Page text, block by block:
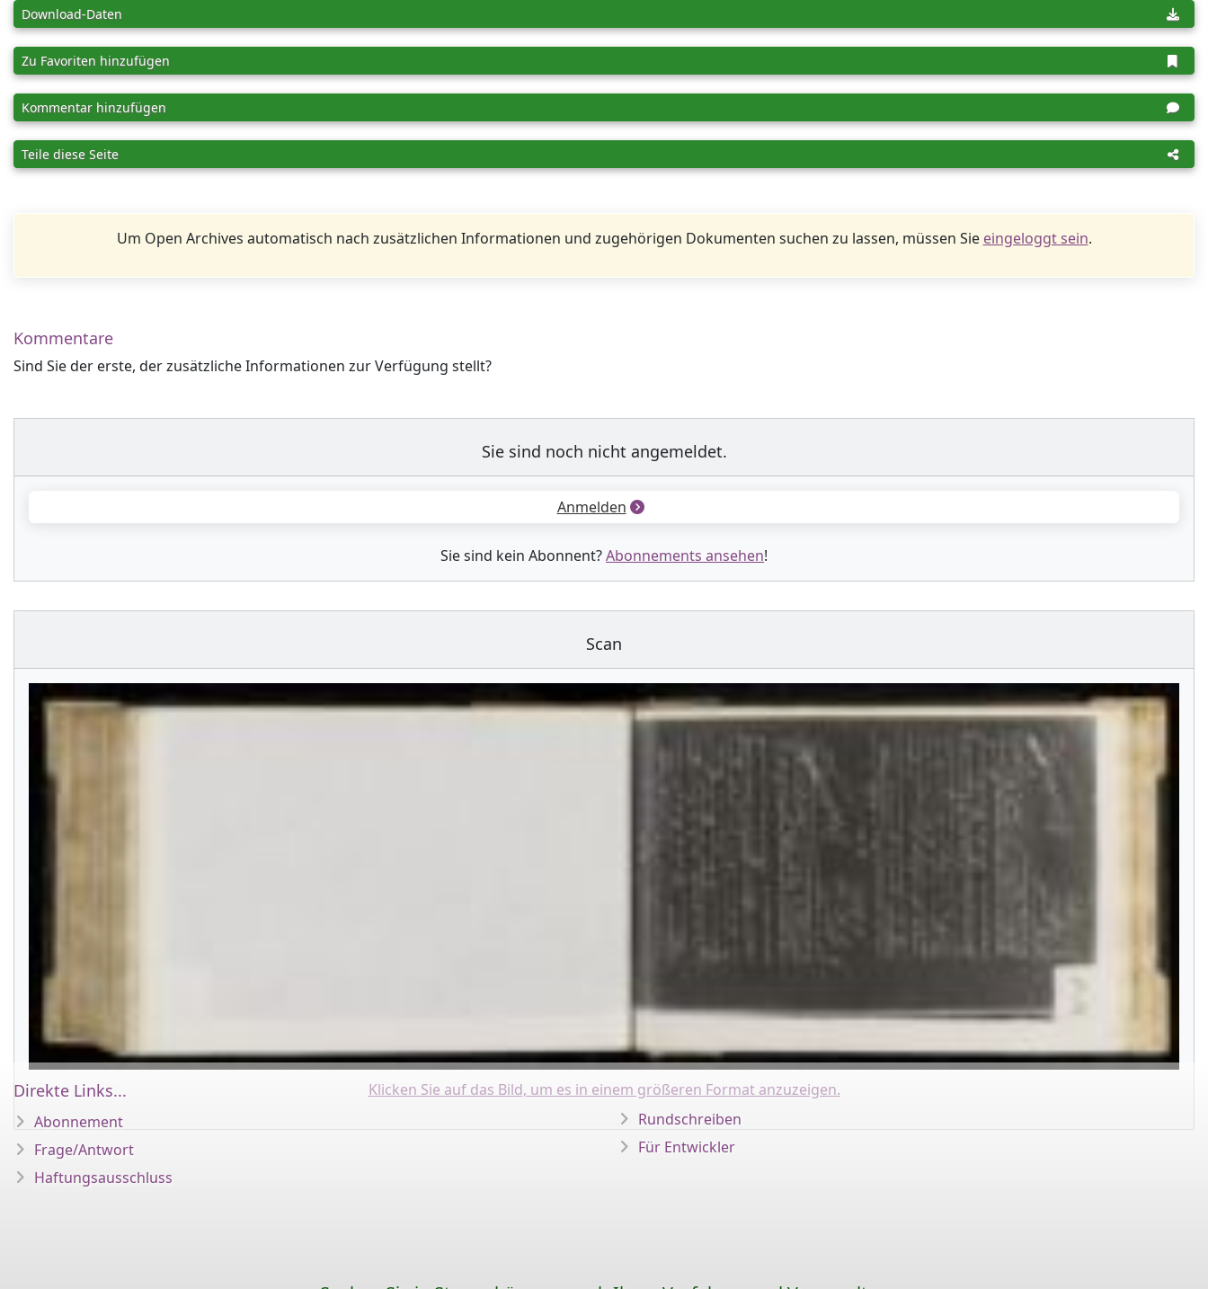
Download-Daten
Zu Favoriten hinzufügen
Kommentar hinzufügen
Teile diese Seite
Um Open Archives automatisch nach zusätzlichen Informationen und zugehörigen Dokumenten suchen zu lassen, müssen Sie eingeloggt sein.
Kommentare
Sind Sie der erste, der zusätzliche Informationen zur Verfügung stellt?
Sie sind noch nicht angemeldet.
Anmelden
Sie sind kein Abonnent?Abonnements ansehen!
Scan
Klicken Sie auf das Bild, um es in einem größeren Format anzuzeigen.
Direkte Links...
Abonnement
Frage/Antwort
Haftungsausschluss
Rundschreiben
Für Entwickler